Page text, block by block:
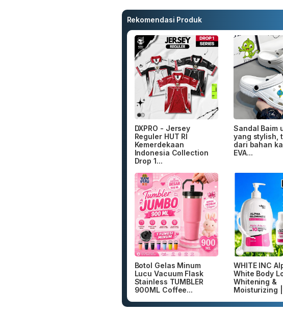
Rekomendasi Produk
DXPRO - Jersey
Reguler HUT RI
Kemerdekaan
Indonesia Collection
Drop 1...
Sandal Baim
yang stylish,
dari bahan
EVA...
Botol Gelas Minum
Lucu Vacuum Flask
Stainless TUMBLER
900ML Coffee...
WHITE INC
White Body
Whitening &
Moisturizing